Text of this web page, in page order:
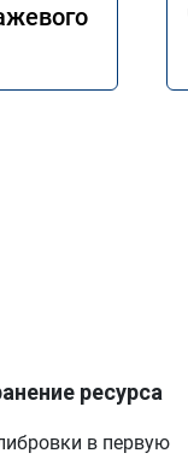
ресурса
в первую